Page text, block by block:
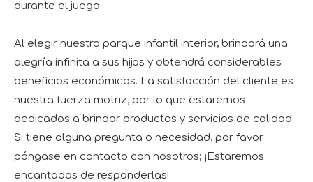
durante el juego.
Al elegir nuestro parque infantil interior, brindará una
alegría infinita a sus hijos y obtendrá considerables
beneficios económicos. La satisfacción del cliente es
nuestra fuerza motriz, por lo que estaremos
dedicados a brindar productos y servicios de calidad.
Si tiene alguna pregunta o necesidad, por favor
póngase en contacto con nosotros; ¡Estaremos
encantados de responderlas!